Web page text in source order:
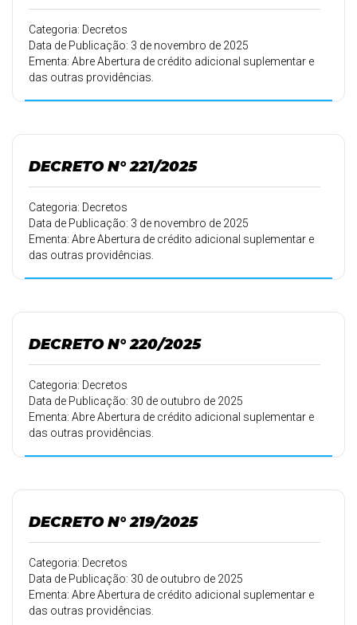
Categoria: Decretos
Data de Publicação: 3 de novembro de 2025
Ementa: Abre Abertura de crédito adicional suplementar e
das outras providências.
DECRETO N° 221/2025
Categoria: Decretos
Data de Publicação: 3 de novembro de 2025
Ementa: Abre Abertura de crédito adicional suplementar e
das outras providências.
DECRETO N° 220/2025
Categoria: Decretos
Data de Publicação: 30 de outubro de 2025
Ementa: Abre Abertura de crédito adicional suplementar e
das outras providências.
DECRETO N° 219/2025
Categoria: Decretos
Data de Publicação: 30 de outubro de 2025
Ementa: Abre Abertura de crédito adicional suplementar e
das outras providências.